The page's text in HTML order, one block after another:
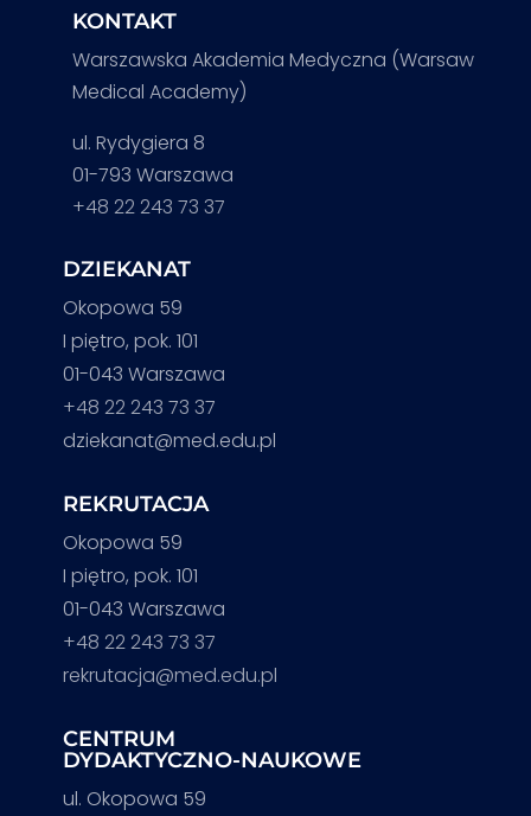
KONTAKT
Warszawska Akademia Medyczna (Warsaw
Medical Academy)
ul. Rydygiera 8
01-793 Warszawa
+48 22 243 73 37
DZIEKANAT
Okopowa 59
I piętro, pok. 101
01-043 Warszawa
+48 22 243 73 37
dziekanat@med.edu.pl
REKRUTACJA
Okopowa 59
I piętro, pok. 101
01-043 Warszawa
+48 22 243 73 37
rekrutacja@med.edu.pl
CENTRUM
DYDAKTYCZNO-NAUKOWE
ul. Okopowa 59